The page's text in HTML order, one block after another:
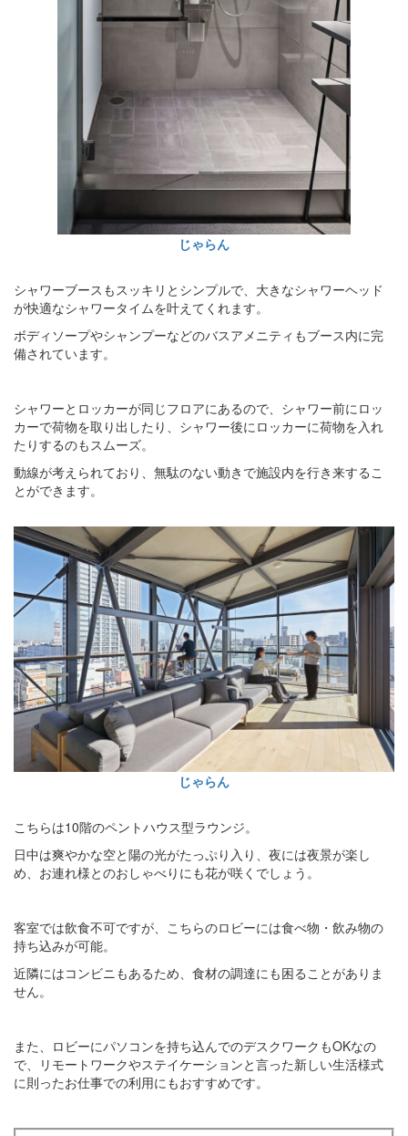
じゃらん
シャワーブースもスッキリとシンプルで、大きなシャワーヘッド
が快適なシャワータイムを叶えてくれます。
ボディソープやシャンプーなどのバスアメニティもブース内に完
備されています。
シャワーとロッカーが同じフロアにあるので、シャワー前にロッ
カーで荷物を取り出したり、シャワー後にロッカーに荷物を入れ
たりするのもスムーズ。
動線が考えられており、無駄のない動きで施設内を行き来するこ
とができます。
じゃらん
こちらは10階のペントハウス型ラウンジ。
日中は爽やかな空と陽の光がたっぷり入り、夜には夜景が楽し
め、お連れ様とのおしゃべりにも花が咲くでしょう。
客室では飲食不可ですが、こちらのロビーには食べ物・飲み物の
持ち込みが可能。
近隣にはコンビニもあるため、食材の調達にも困ることがありま
せん。
また、ロビーにパソコンを持ち込んでのデスクワークもOKなの
で、リモートワークやステイケーションと言った新しい生活様式
に則ったお仕事での利用にもおすすめです。